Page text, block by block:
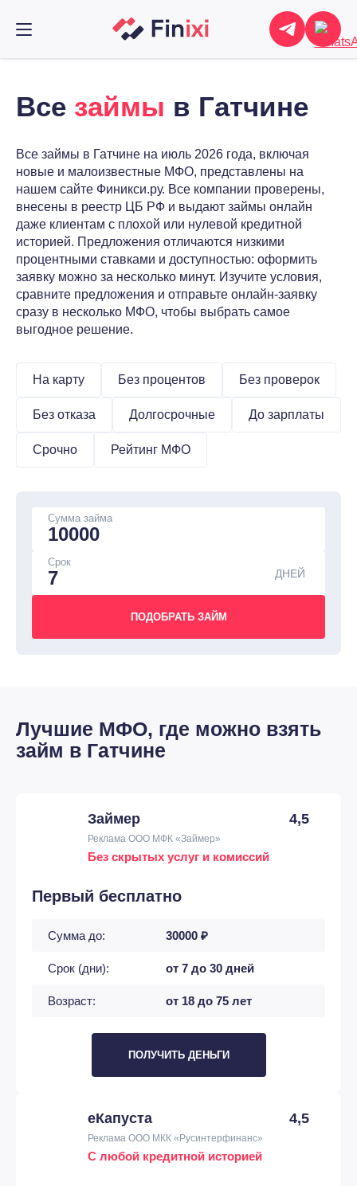
Все займы в Гатчине
Все займы в Гатчине на июль 2026 года, включая
новые и малоизвестные МФО, представлены на
нашем сайте Финикси.ру. Все компании проверены,
внесены в реестр ЦБ РФ и выдают займы онлайн
даже клиентам с плохой или нулевой кредитной
историей. Предложения отличаются низкими
процентными ставками и доступностью: оформить
заявку можно за несколько минут. Изучите условия,
сравните предложения и отправьте онлайн-заявку
сразу в несколько МФО, чтобы выбрать самое
выгодное решение.
На карту Без процентов Без проверок
Без отказа Долгосрочные До зарплаты
Срочно Рейтинг МФО
Сумма займа
Срок
ДНЕЙ
Лучшие МФО, где можно взять
займ в Гатчине
Займер 4,5
Реклама ООО МФК «Займер»
Без скрытых услуг и комиссий
Первый бесплатно
Сумма до: 30000 ₽
Срок (дни): от 7 до 30 дней
Возраст: от 18 до 75 лет
ПОЛУЧИТЬ ДЕНЬГИ
еКапуста 4,5
Реклама ООО МКК «Русинтерфинанс»
С любой кредитной историей